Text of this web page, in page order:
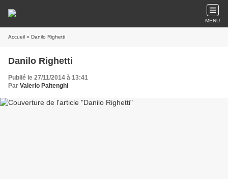
MENU
Accueil » Danilo Righetti
Danilo Righetti
Publié le 27/11/2014 à 13:41
Par Valerio Paltenghi